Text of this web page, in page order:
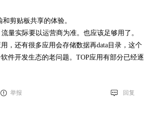
剪贴板共享的体验。
量实际要以运营商为准。也应该足够用了。
，还有很多应用会存储数据再data目录，这个
件开发生态的老问题。TOP应用有部分已经逐
回复
举报